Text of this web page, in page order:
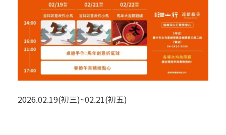
2026.02.19(初三)~02.21(初五)